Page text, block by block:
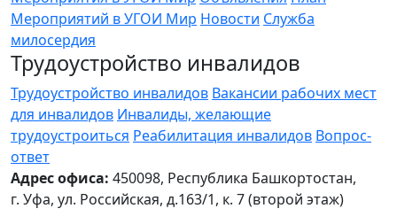
Мероприятий в УГОИ Мир Новости Служба
милосердия
Трудоустройство инвалидов
Трудоустройство инвалидов Вакансии рабочих мест
для инвалидов Инвалиды, желающие
трудоустроиться Реабилитация инвалидов Вопрос-
ответ
Адрес офиса: 450098, Республика Башкортостан,
г. Уфа, ул. Российская, д.163/1, к. 7 (второй этаж)